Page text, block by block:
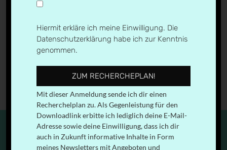
← Previous Next →
Hiermit erkläre ich meine Einwilligung. Die
Datenschutzerklärung habe ich zur Kenntnis
genommen.
ZUM RECHERCHEPLAN!
Mit dieser Anmeldung sende ich dir einen
Recherchelplan zu. Als Gegenleistung für den
Downloadlink erbitte ich lediglich deine E-Mail-
Adresse sowie deine Einwilligung, dass ich dir
auch in Zukunft informative Inhalte in Form
meines Newsletters mit Angeboten und